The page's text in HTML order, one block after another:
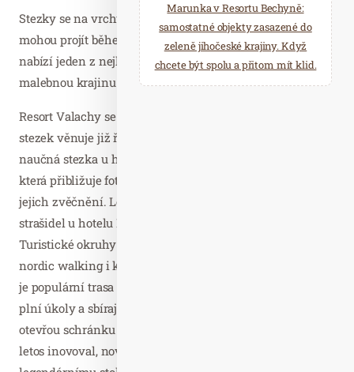
Stezky se na vrchu sjezdovky potkávají, turisté tak obě
mohou projít během jednoho výletu. Z vrcholu Razuly se
nabízí jeden z nejkrásnějších výhledů na okolní
malebnou krajinu a údolí Léskové.
Resort Valachy se budování turistických tras a naučných
stezek věnuje již řadu let. Velmi oblíbená je Kulíškova
naučná stezka u hotelu Horal nebo Fotostezka Valachy,
která přibližuje fotogenická místa a doporučuje způsob
jejich zvěčnění. Loni přibyla zábavná Stezka valašských
strašidel u hotelu Lanterna. Sportovci vyhledávají
Turistické okruhy Resortu Valachy vhodné pro běhání,
nordic walking i kratší výlety na kole. U rodin se školáky
je populární trasa Hledej poklad na Razule, na níž děti
plní úkoly a sbírají tak čísla do tajného kódu, s nímž v cíli
otevřou schránku s pokladem. Tuto trasu Resort Valachy
letos inovoval, nově vede k Pralesu Razula a
Marunka v Resortu Bechyně:
samostatné objekty zasazené do
zeleně jihočeské krajiny. Když
chcete být spolu a přitom mít klid.